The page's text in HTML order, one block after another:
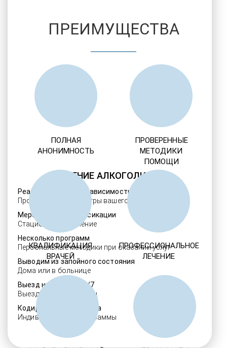
ЛЕЧЕНИЕ АЛКОГОЛИЗМА
Реабилитация алкозависимости
Проверенные ребцентры вашего региона
Мероприятия детоксикации
Стационарное лечение
Несколько программ
Персональные методики при оказании услуг
Выводим из запойного состояния
Дома или в больнице
Выезд нарколога 24/7
Выезд в течение 30 мин.
Кодировка алкоголизма
Индивидуальные программы
ПРЕИМУЩЕСТВА
ПОЛНАЯ
АНОНИМНОСТЬ
ПРОВЕРЕННЫЕ
МЕТОДИКИ
ПОМОЩИ
КВАЛИФИКАЦИЯ
ВРАЧЕЙ
ПРОФЕССИОНАЛЬНОЕ
ЛЕЧЕНИЕ